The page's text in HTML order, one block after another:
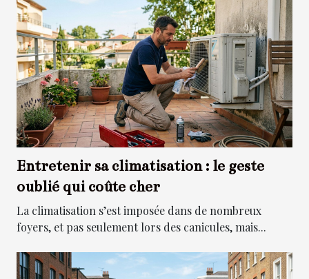
Entretenir sa climatisation : le geste
oublié qui coûte cher
La climatisation s’est imposée dans de nombreux
foyers, et pas seulement lors des canicules, mais...